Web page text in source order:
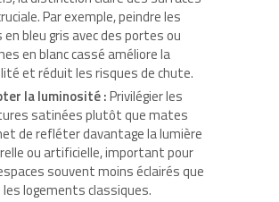
Par exemple, peindre les
en bleu gris avec des portes ou
en blanc cassé améliore la
et réduit les risques de chute.
la luminosité :Privilégier les
satinées plutôt que mates
de refléter davantage la lumière
ou artificielle, important pour
souvent moins éclairés que
logements classiques.